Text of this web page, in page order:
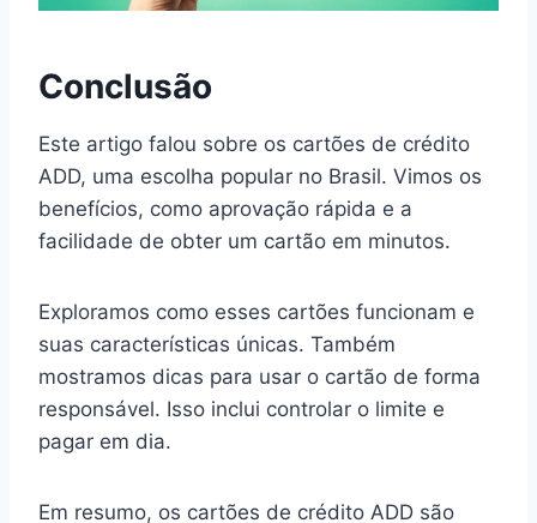
Conclusão
Este artigo falou sobre os cartões de crédito
ADD, uma escolha popular no Brasil. Vimos os
benefícios, como aprovação rápida e a
facilidade de obter um cartão em minutos.
Exploramos como esses cartões funcionam e
suas características únicas. Também
mostramos dicas para usar o cartão de forma
responsável. Isso inclui controlar o limite e
pagar em dia.
Em resumo, os cartões de crédito ADD são